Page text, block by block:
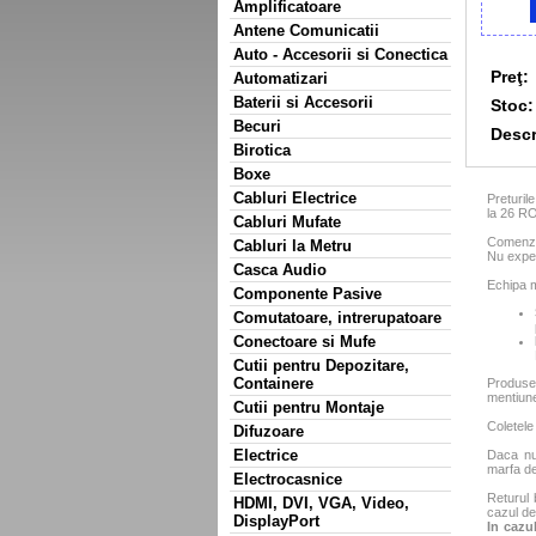
Amplificatoare
Antene Comunicatii
Auto - Accesorii si Conectica
Automatizari
Baterii si Accesorii
Becuri
Birotica
Boxe
Cabluri Electrice
Cabluri Mufate
Cabluri la Metru
Casca Audio
Componente Pasive
Comutatoare, intrerupatoare
Conectoare si Mufe
Cutii pentru Depozitare,
Containere
Cutii pentru Montaje
Difuzoare
Electrice
Electrocasnice
HDMI, DVI, VGA, Video,
DisplayPort
Preţ:
Stoc:
la 26
Nu
Echipa
Daca
marfa
Returul
cazul
In